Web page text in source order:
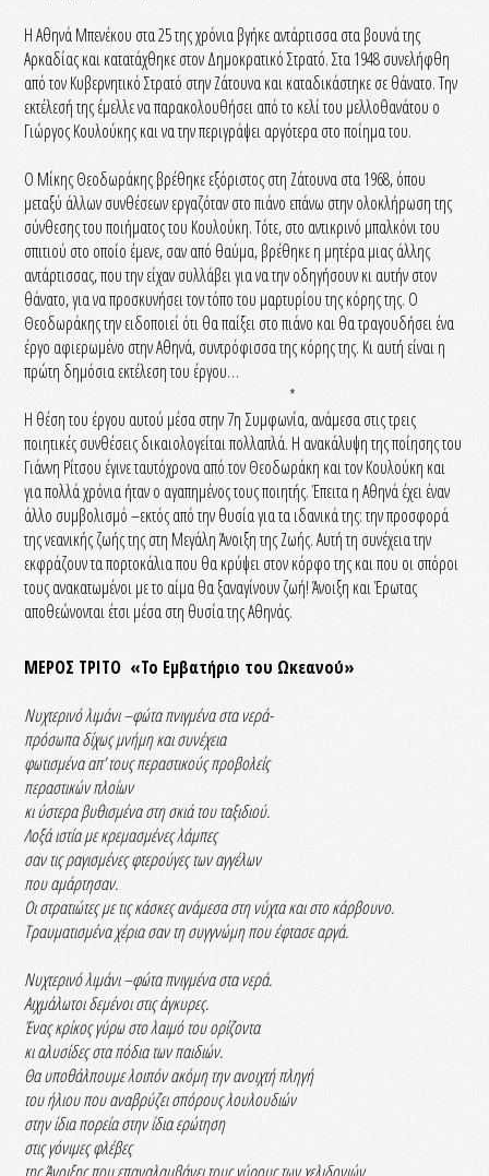
Η Αθηνά Μπενέκου στα 25 της χρόνια βγήκε αντάρτισσα στα βουνά της
Αρκαδίας και κατατάχθηκε στον Δημοκρατικό Στρατό. Στα 1948 συνελήφθη
από τον Κυβερνητικό Στρατό στην Ζάτουνα και καταδικάστηκε σε θάνατο. Την
εκτέλεσή της έμελλε να παρακολουθήσει από το κελί του μελλοθανάτου ο
Γιώργος Κουλούκης και να την περιγράψει αργότερα στο ποίημα του.
Ο Μίκης Θεοδωράκης βρέθηκε εξόριστος στη Ζάτουνα στα 1968, όπου
μεταξύ άλλων συνθέσεων εργαζόταν στο πιάνο επάνω στην ολοκλήρωση της
σύνθεσης του ποιήματος του Κουλούκη. Τότε, στο αντικρινό μπαλκόνι του
σπιτιού στο οποίο έμενε, σαν από θαύμα, βρέθηκε η μητέρα μιας άλλης
αντάρτισσας, που την είχαν συλλάβει για να την οδηγήσουν κι αυτήν στον
θάνατο, για να προσκυνήσει τον τόπο του μαρτυρίου της κόρης της. Ο
Θεοδωράκης την ειδοποιεί ότι θα παίξει στο πιάνο και θα τραγουδήσει ένα
έργο αφιερωμένο στην Αθηνά, συντρόφισσα της κόρης της. Κι αυτή είναι η
πρώτη δημόσια εκτέλεση του έργου…
*
Η θέση του έργου αυτού μέσα στην 7η Συμφωνία, ανάμεσα στις τρεις
ποιητικές συνθέσεις δικαιολογείται πολλαπλά. Η ανακάλυψη της ποίησης του
Γιάννη Ρίτσου έγινε ταυτόχρονα από τον Θεοδωράκη και τον Κουλούκη και
για πολλά χρόνια ήταν ο αγαπημένος τους ποιητής. Έπειτα η Αθηνά έχει έναν
άλλο συμβολισμό –εκτός από την θυσία για τα ιδανικά της: την προσφορά
της νεανικής ζωής της στη Μεγάλη Άνοιξη της Ζωής. Αυτή τη συνέχεια την
εκφράζουν τα πορτοκάλια που θα κρύψει στον κόρφο της και που οι σπόροι
τους ανακατωμένοι με το αίμα θα ξαναγίνουν ζωή! Άνοιξη και Έρωτας
αποθεώνονται έτσι μέσα στη θυσία της Αθηνάς.
ΜΕΡΟΣ ΤΡΙΤΟ «Το Εμβατήριο του Ωκεανού»
Νυχτερινό λιμάνι –φώτα πνιγμένα στα νερά-
πρόσωπα δίχως μνήμη και συνέχεια
φωτισμένα απ’ τους περαστικούς προβολείς
περαστικών πλοίων
κι ύστερα βυθισμένα στη σκιά του ταξιδιού.
Λοξά ιστία με κρεμασμένες λάμπες
σαν τις ραγισμένες φτερούγες των αγγέλων
που αμάρτησαν.
Οι στρατιώτες με τις κάσκες ανάμεσα στη νύχτα και στο κάρβουνο.
Τραυματισμένα χέρια σαν τη συγγνώμη που έφτασε αργά.
Νυχτερινό λιμάνι –φώτα πνιγμένα στα νερά.
Αιχμάλωτοι δεμένοι στις άγκυρες.
Ένας κρίκος γύρω στο λαιμό του ορίζοντα
κι αλυσίδες στα πόδια των παιδιών.
Θα υποθάλπουμε λοιπόν ακόμη την ανοιχτή πληγή
του ήλιου που αναβρύζει σπόρους λουλουδιών
στην ίδια πορεία στην ίδια ερώτηση
στις γόνιμες φλέβες